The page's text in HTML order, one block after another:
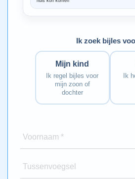
Ik zoek bijles
Mijn kind
Ik regel bijles voor
mijn zoon of
dochter
Ik
Voornaam *
Tussenvoegsel